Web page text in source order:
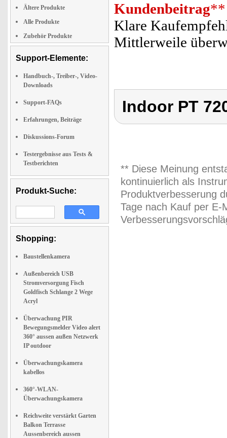
Ältere Produkte
Alle Produkte
Zubehör Produkte
Support-Elemente:
Handbuch-, Treiber-, Video-
Downloads
Support-FAQs
Erfahrungen, Beiträge
Diskussions-Forum
Testergebnisse aus Tests &
Testberichten
Produkt-Suche:
Shopping:
Baustellenkamera
Außenbereich USB
Stromversorgung Fisch
Goldfisch Schlange 2 Wege
Acryl
Überwachung PIR
Bewegungsmelder Video alert
360° aussen außen Netzwerk
IP outdoor
Überwachungskamera
kabellos
360°-WLAN-
Überwachungskamera
Reichweite verstärkt Garten
Balkon Terrasse
Aussenbereich aussen
Kundenbeitrag**
Klare
Mittlerweile
Indoor PT
** Diese Meinung
kontinuierlich als
Produktverbesserung
Tage nach Kauf per E-